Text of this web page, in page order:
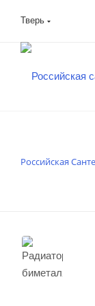
Тверь
Российская